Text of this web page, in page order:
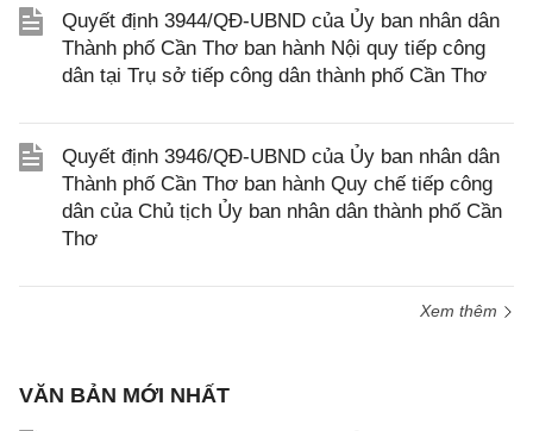
Quyết định 3944/QĐ-UBND của Ủy ban nhân dân
Thành phố Cần Thơ ban hành Nội quy tiếp công
dân tại Trụ sở tiếp công dân thành phố Cần Thơ
Quyết định 3946/QĐ-UBND của Ủy ban nhân dân
Thành phố Cần Thơ ban hành Quy chế tiếp công
dân của Chủ tịch Ủy ban nhân dân thành phố Cần
Thơ
Xem thêm
VĂN BẢN MỚI NHẤT